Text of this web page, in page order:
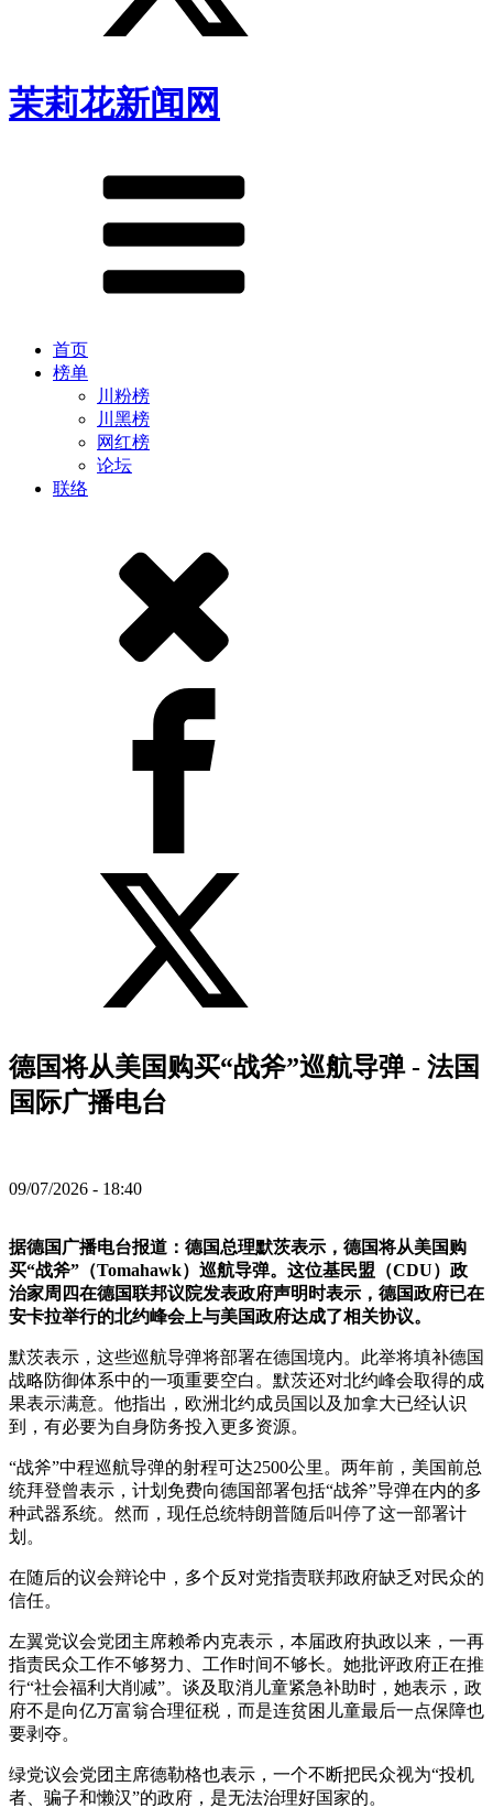
茉莉花新闻网
首页
榜单
川粉榜
川黑榜
网红榜
论坛
联络
德国将从美国购买“战斧”巡航导弹 - 法国
国际广播电台
09/07/2026 - 18:40
据德国广播电台报道：德国总理默茨表示，德国将从美国购
买“战斧”（Tomahawk）巡航导弹。这位基民盟（CDU）政
治家周四在德国联邦议院发表政府声明时表示，德国政府已在
安卡拉举行的北约峰会上与美国政府达成了相关协议。
默茨表示，这些巡航导弹将部署在德国境内。此举将填补德国
战略防御体系中的一项重要空白。默茨还对北约峰会取得的成
果表示满意。他指出，欧洲北约成员国以及加拿大已经认识
到，有必要为自身防务投入更多资源。
“战斧”中程巡航导弹的射程可达2500公里。两年前，美国前总
统拜登曾表示，计划免费向德国部署包括“战斧”导弹在内的多
种武器系统。然而，现任总统特朗普随后叫停了这一部署计
划。
在随后的议会辩论中，多个反对党指责联邦政府缺乏对民众的
信任。
左翼党议会党团主席赖希内克表示，本届政府执政以来，一再
指责民众工作不够努力、工作时间不够长。她批评政府正在推
行“社会福利大削减”。谈及取消儿童紧急补助时，她表示，政
府不是向亿万富翁合理征税，而是连贫困儿童最后一点保障也
要剥夺。
绿党议会党团主席德勒格也表示，一个不断把民众视为“投机
者、骗子和懒汉”的政府，是无法治理好国家的。